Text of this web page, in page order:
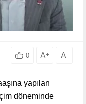
0 A+ A-
yapılan
döneminde